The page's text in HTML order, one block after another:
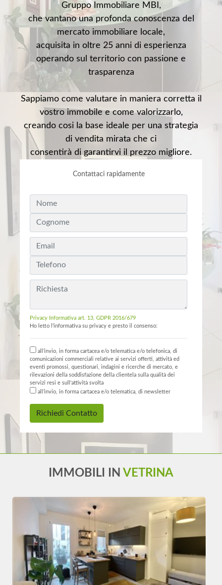
Gruppo Immobiliare MBI,
che vantano una profonda conoscenza del
mercato immobiliare locale,
acquisita in oltre 25 anni di esperienza
operando sul territorio con passione e
trasparenza
Sappiamo come valutare in maniera corretta il
vostro immobile e come valorizzarlo,
creando cosi la base ideale per una strategia
di vendita mirata che ci
consentirà di garantirvi il prezzo migliore.
Contattaci rapidamente
Privacy Informativa art. 13, GDPR 2016/679
Ho letto l'informativa su privacy e presto il consenso:
all’invio, in forma cartacea e/o telematica e/o telefonica, di
comunicazioni commerciali relative ai servizi offerti, attività ed
eventi promossi, questionari, indagini e ricerche di mercato, e
rilevazioni della soddisfazione della clientela sulla qualità dei
servizi resi e sull'attività svolta
all’invio, in forma cartacea e/o telematica, di newsletter
Richiedi Contatto
IMMOBILI IN VETRINA